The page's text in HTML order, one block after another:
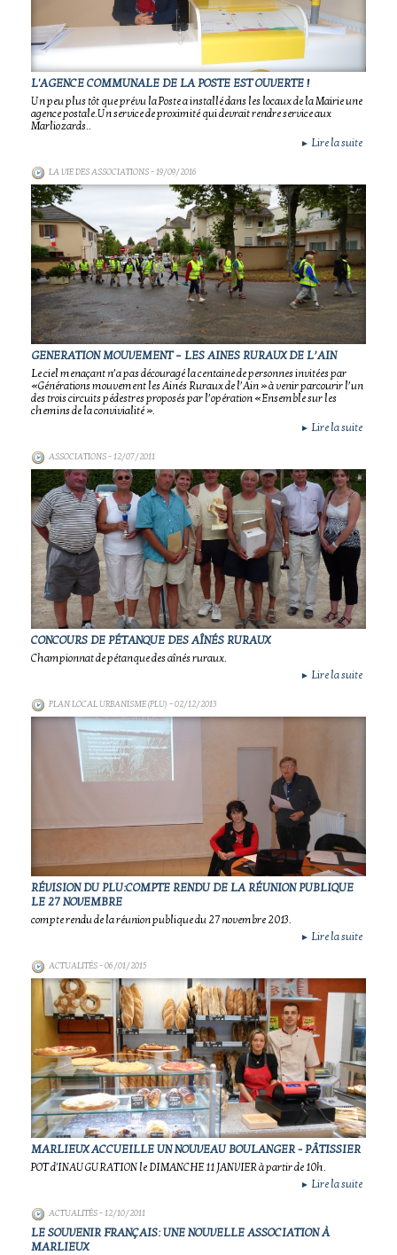
L'AGENCE COMMUNALE DE LA POSTE EST OUVERTE !
Un peu plus tôt que prévu la Poste a installé dans les locaux de la Mairie une
agence postale.Un service de proximité qui devrait rendre service aux
Marliozards..
► Lire la suite
LA VIE DES ASSOCIATIONS- 19/09/2016
GENERATION MOUVEMENT – LES AINES RURAUX DE L’AIN
Le ciel menaçant n’a pas découragé la centaine de personnes invitées par
«Générations mouvement les Ainés Ruraux de l’Ain » à venir parcourir l’un
des trois circuits pédestres proposés par l’opération « Ensemble sur les
chemins de la convivialité ».
► Lire la suite
ASSOCIATIONS- 12/07/2011
CONCOURS DE PÉTANQUE DES AÎNÉS RURAUX
Championnat de pétanque des aînés ruraux.
► Lire la suite
PLAN LOCAL URBANISME (PLU) - 02/12/2013
RÉVISION DU PLU:COMPTE RENDU DE LA RÉUNION PUBLIQUE
LE 27 NOVEMBRE
compte rendu de la réunion publique du 27 novembre 2013.
► Lire la suite
ACTUALITÉS- 06/01/2015
MARLIEUX ACCUEILLE UN NOUVEAU BOULANGER - PÂTISSIER
POT d'INAUGURATION le DIMANCHE 11 JANVIER à partir de 10h.
► Lire la suite
ACTUALITÉS- 12/10/2011
LE SOUVENIR FRANÇAIS: UNE NOUVELLE ASSOCIATION À
MARLIEUX